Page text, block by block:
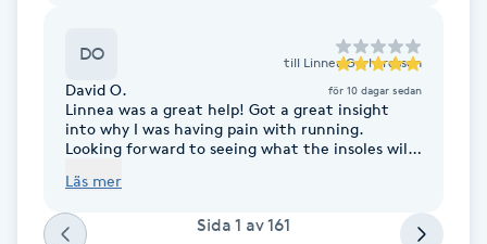
Gellack med förstärkning
Gravidmassage
DO till Linnea Gerhardsson
David O. för 10 dagar sedan
Linnea was a great help! Got a great insight
into why I was having pain with running.
Looking forward to seeing what the insoles will
Linnea!
Läs mer
Sida 1 av161